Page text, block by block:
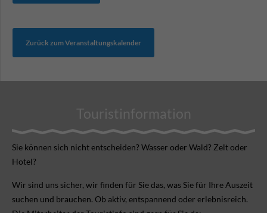
Zurück zum Veranstaltungskalender
Touristinformation
Sie können sich nicht ent­scheiden? Wasser oder Wald? Zelt oder
Hotel?
Wir sind uns sicher, wir finden für Sie das, was Sie für Ihre Aus­zeit
suchen und brauchen. Ob aktiv, ent­spannend oder erlebnis­reich.